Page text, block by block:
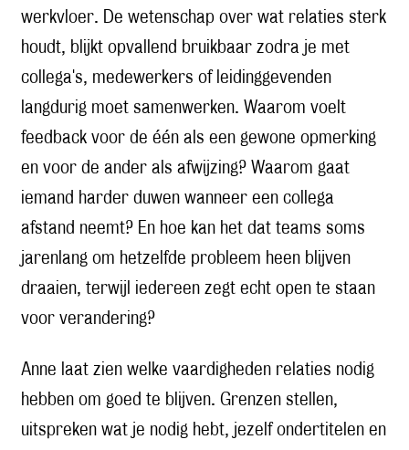
werkvloer. De wetenschap over wat relaties sterk
houdt, blijkt opvallend bruikbaar zodra je met
collega's, medewerkers of leidinggevenden
langdurig moet samenwerken. Waarom voelt
feedback voor de één als een gewone opmerking
en voor de ander als afwijzing? Waarom gaat
iemand harder duwen wanneer een collega
afstand neemt? En hoe kan het dat teams soms
jarenlang om hetzelfde probleem heen blijven
draaien, terwijl iedereen zegt echt open te staan
voor verandering?
Anne laat zien welke vaardigheden relaties nodig
hebben om goed te blijven. Grenzen stellen,
uitspreken wat je nodig hebt, jezelf ondertitelen en